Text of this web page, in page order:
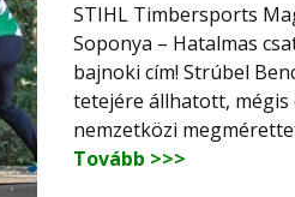
STIHL Timbersports
Soponya – Hatalmas
bajnoki cím! Strúbel
tetejére állhatott,
nemzetközi
Tovább >>>